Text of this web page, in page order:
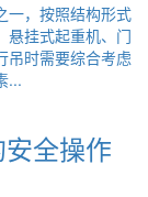
一，按照结构形式
悬挂式起重机、门
吊时需要综合考虑
...
全操作